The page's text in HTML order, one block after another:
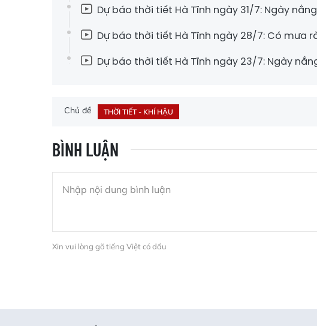
Dự báo thời tiết Hà Tĩnh ngày 31/7: Ngày
Dự báo thời tiết Hà Tĩnh ngày 28/7: Có mưa
Dự báo thời tiết Hà Tĩnh ngày 23/7: Ngày
Chủ đề THỜI TIẾT - KHÍ HẬU
BÌNH LUẬN
Xin vui lòng gõ tiếng Việt có dấu